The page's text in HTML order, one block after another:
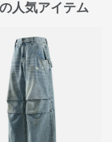
人気アイテム